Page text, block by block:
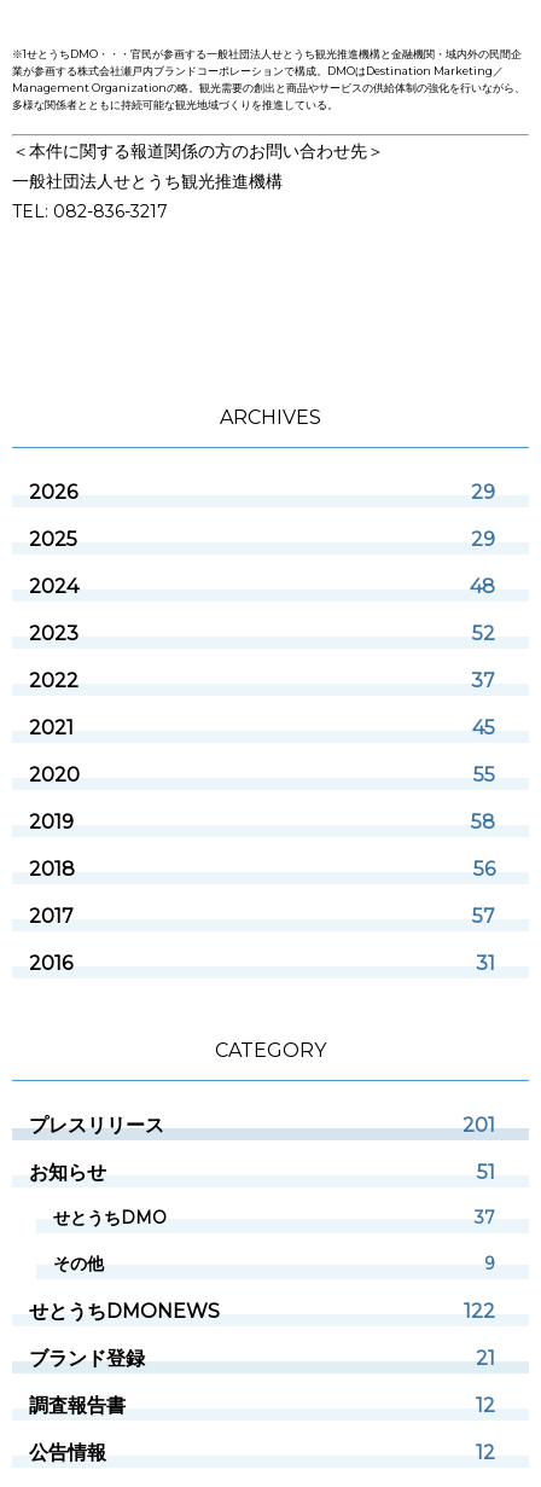
※1せとうちDMO・・・官民が参画する一般社団法人せとうち観光推進機構と金融機関・域内外の民間企
業が参画する株式会社瀬戸内ブランドコーポレーションで構成。DMOはDestination Marketing／
Management Organizationの略。観光需要の創出と商品やサービスの供給体制の強化を行いながら、
多様な関係者とともに持続可能な観光地域づくりを推進している。
＜本件に関する報道関係の方のお問い合わせ先＞
一般社団法人せとうち観光推進機構
TEL: 082-836-3217
ARCHIVES
2026 29
2025 29
2024 48
2023 52
2022 37
2021 45
2020 55
2019 58
2018 56
2017 57
2016 31
CATEGORY
プレスリリース 201
お知らせ 51
せとうちDMO 37
その他 9
せとうちDMONEWS 122
ブランド登録 21
調査報告書 12
公告情報 12